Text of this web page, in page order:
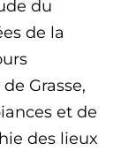
du
de la
Grasse,
et de
des lieux